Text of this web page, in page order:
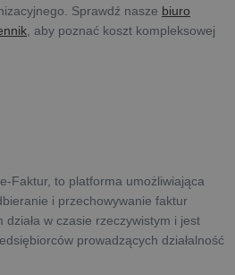
Sprawdź nasze biuro
, aby poznać koszt kompleksowej
Faktur, to platforma umożliwiająca
i przechowywanie faktur
w czasie rzeczywistym i jest
prowadzących działalność